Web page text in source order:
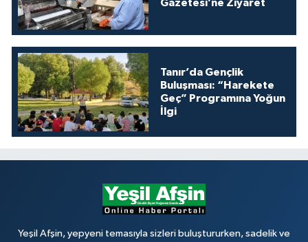
Gazetesi’ne Ziyaret
Tanır’da Gençlik
Buluşması: “Harekete
Geç” Programına Yoğun
İlgi
Yeşil Afşin, yepyeni temasıyla sizleri buluştururken, sadelik ve